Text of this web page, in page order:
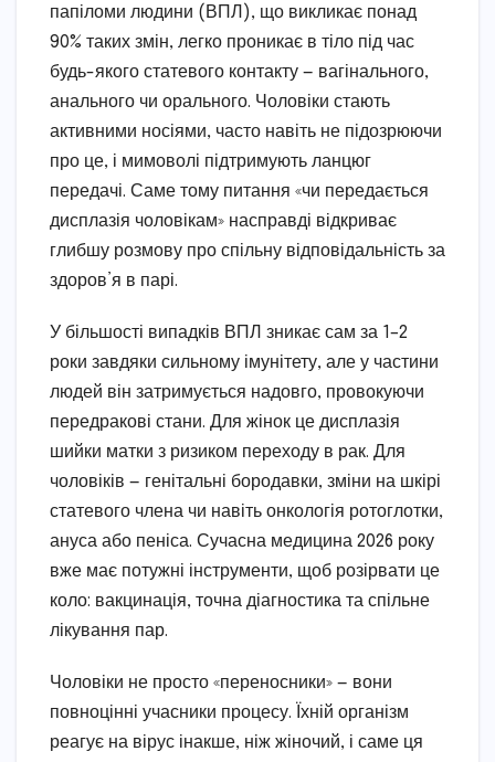
папіломи людини (ВПЛ), що викликає понад
90% таких змін, легко проникає в тіло під час
будь-якого статевого контакту — вагінального,
анального чи орального. Чоловіки стають
активними носіями, часто навіть не підозрюючи
про це, і мимоволі підтримують ланцюг
передачі. Саме тому питання «чи передається
дисплазія чоловікам» насправді відкриває
глибшу розмову про спільну відповідальність за
здоров’я в парі.
У більшості випадків ВПЛ зникає сам за 1–2
роки завдяки сильному імунітету, але у частини
людей він затримується надовго, провокуючи
передракові стани. Для жінок це дисплазія
шийки матки з ризиком переходу в рак. Для
чоловіків — генітальні бородавки, зміни на шкірі
статевого члена чи навіть онкологія ротоглотки,
ануса або пеніса. Сучасна медицина 2026 року
вже має потужні інструменти, щоб розірвати це
коло: вакцинація, точна діагностика та спільне
лікування пар.
Чоловіки не просто «переносники» — вони
повноцінні учасники процесу. Їхній організм
реагує на вірус інакше, ніж жіночий, і саме ця